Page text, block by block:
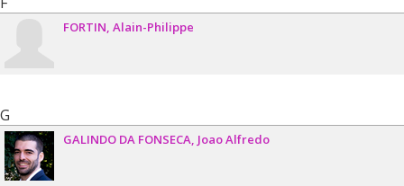
FORTIN Alain-Philippe
G
GALINDO DA FONSECA Joao Alfredo